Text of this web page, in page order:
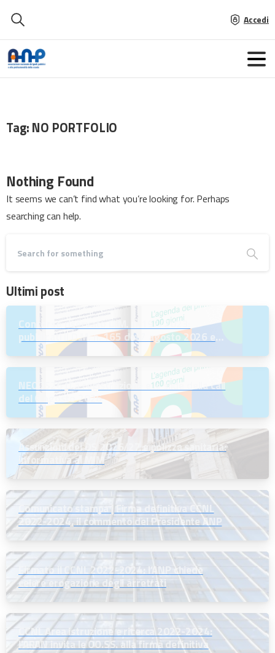
Accedi
Tag:NO PORTFOLIO
Nothing Found
It seems we can’t find what you’re looking for. Perhaps
searching can help.
Ultimi post
Concorso riservato D.M. n. 197/2023:
pubblicati il D.M. n. 165 del 7 agosto 2026 e
l’Avviso per la scelta della regione
NEODS26 | La registrazione e le slide della call
del 6 agosto 2026
Assunzioni dei DS 2026/27 e polizza sanitaria:
informativa al MIM
Comunicato stampa | Firma definitiva CCNL
2022-2024, il commento del Presidente ANP
Firmato il CCNL 2022-2024: l’ANP chiede
celere erogazione degli arretrati
CCNL Area istruzione e ricerca 2022-2024:
l’ARAN invita le OO.SS. alla firma definitiva